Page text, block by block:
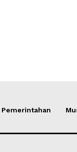
Pemerintahan